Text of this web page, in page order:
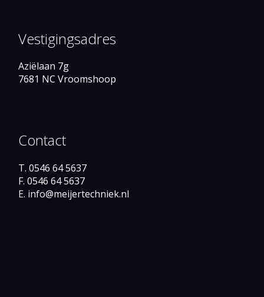
Vestigingsadres
Aziëlaan 7g
7681 NC Vroomshoop
Contact
T. 0546 64 5637
F. 0546 64 5637
E. info@meijertechniek.nl